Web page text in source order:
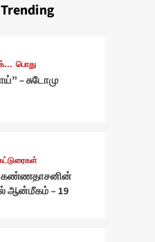
பொது
– சுடோமு
கண்ணதாசனின்
ஆன்மீகம் – 19